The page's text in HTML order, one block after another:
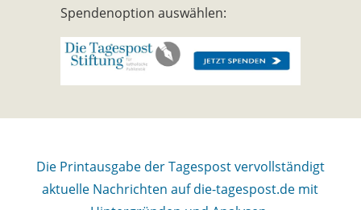
Spendenoption auswählen:
Die Printausgabe der Tagespost vervollständigt
aktuelle Nachrichten auf die-tagespost.de mit